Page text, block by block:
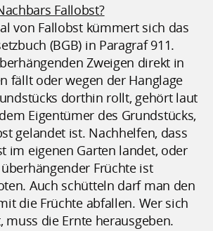
Fallobst?
von Fallobst kümmert sich das
(BGB) in Paragraf 911.
Zweigen direkt in
fällt oder wegen der Hanglage
dorthin rollt, gehört laut
Eigentümer des Grundstücks,
gelandet ist. Nachhelfen, dass
im eigenen Garten landet, oder
Früchte ist
Auch schütteln darf man den
die Früchte abfallen. Wer sich
muss die Ernte herausgeben.